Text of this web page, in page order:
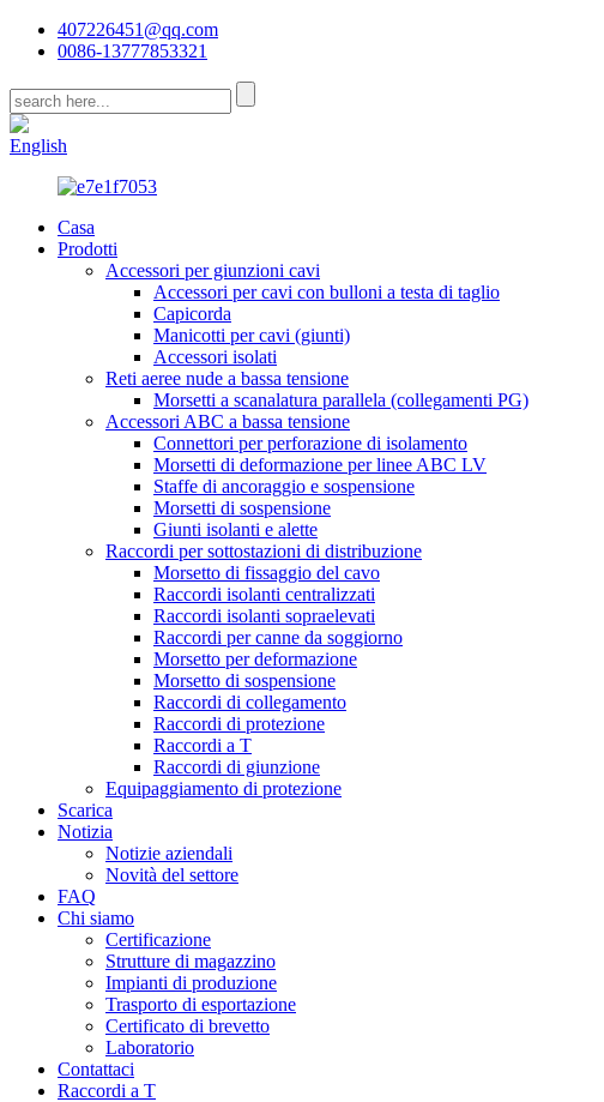
407226451@qq.com
0086-13777853321
English
Casa
Prodotti
Accessori per giunzioni cavi
Accessori per cavi con bulloni a testa di taglio
Capicorda
Manicotti per cavi (giunti)
Accessori isolati
Reti aeree nude a bassa tensione
Morsetti a scanalatura parallela (collegamenti PG)
Accessori ABC a bassa tensione
Connettori per perforazione di isolamento
Morsetti di deformazione per linee ABC LV
Staffe di ancoraggio e sospensione
Morsetti di sospensione
Giunti isolanti e alette
Raccordi per sottostazioni di distribuzione
Morsetto di fissaggio del cavo
Raccordi isolanti centralizzati
Raccordi isolanti sopraelevati
Raccordi per canne da soggiorno
Morsetto per deformazione
Morsetto di sospensione
Raccordi di collegamento
Raccordi di protezione
Raccordi a T
Raccordi di giunzione
Equipaggiamento di protezione
Scarica
Notizia
Notizie aziendali
Novità del settore
FAQ
Chi siamo
Certificazione
Strutture di magazzino
Impianti di produzione
Trasporto di esportazione
Certificato di brevetto
Laboratorio
Contattaci
Raccordi a T